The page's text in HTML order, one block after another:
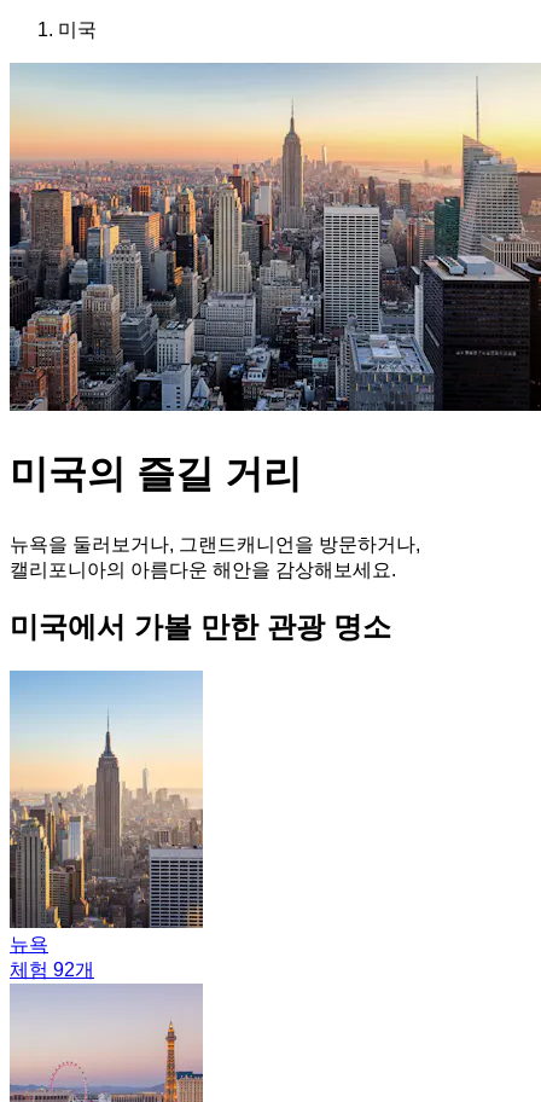
미국
미국의 즐길 거리
뉴욕을 둘러보거나, 그랜드캐니언을 방문하거나,
캘리포니아의 아름다운 해안을 감상해보세요.
미국에서 가볼 만한 관광 명소
뉴욕
체험 92개